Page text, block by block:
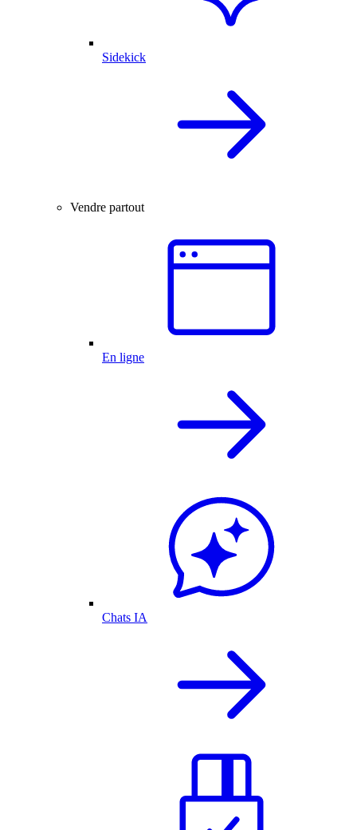
Sidekick
Vendre partout
En ligne
Chats IA